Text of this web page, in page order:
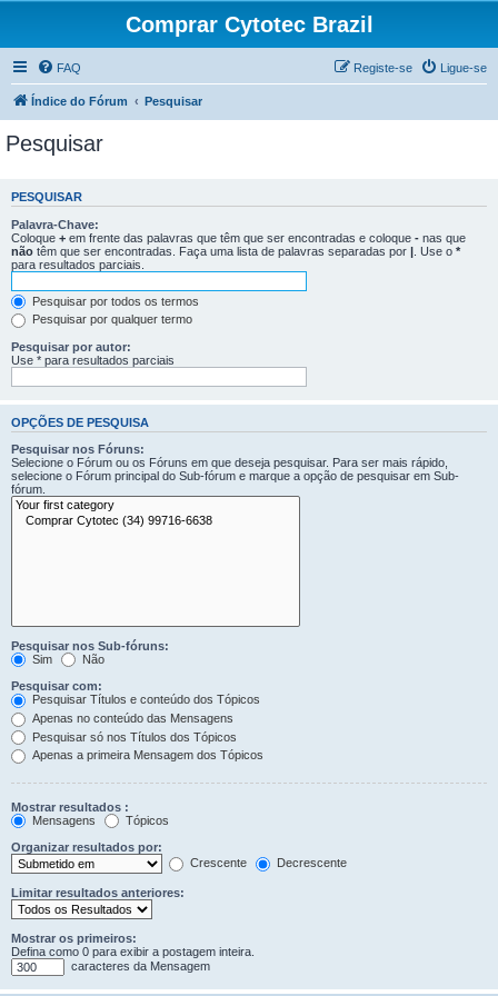
Comprar Cytotec Brazil
FAQ Ligue-se
Registe-se
Índice do Fórum Pesquisar
Pesquisar
PESQUISAR
Palavra-Chave:
Coloque + em frente das palavras que têm que ser encontradas e coloque - nas que
não têm que ser encontradas. Faça uma lista de palavras separadas por | . Use o *
para resultados parciais.
Pesquisar por todos os termos
Pesquisar por qualquer termo
Pesquisar por autor:
Use * para resultados parciais
OPÇÕES DE PESQUISA
Pesquisar nos Fóruns:
Selecione o Fórum ou os Fóruns em que deseja pesquisar. Para ser mais rápido,
selecione o Fórum principal do Sub-fórum e marque a opção de pesquisar em Sub-
fórum.
Pesquisar nos Sub-fóruns:
Sim
Não
Pesquisar com:
Pesquisar Títulos e conteúdo dos Tópicos
Apenas no conteúdo das Mensagens
Pesquisar só nos Títulos dos Tópicos
Apenas a primeira Mensagem dos Tópicos
Mostrar resultados :
Mensagens
Tópicos
Organizar resultados por:
Crescente
Decrescente
Limitar resultados anteriores:
Mostrar os primeiros:
Defina como 0 para exibir a postagem inteira.
caracteres da Mensagem